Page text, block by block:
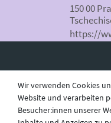
150 00
https://
Wir verwenden Cookies
Website und verarbeiten
Besucher:innen unserer